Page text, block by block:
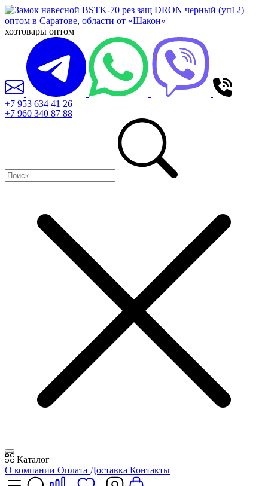
хозтовары оптом
+7 953 634 41 26
+7 960 340 87 88
Каталог
О компании Оплата Доставка Контакты